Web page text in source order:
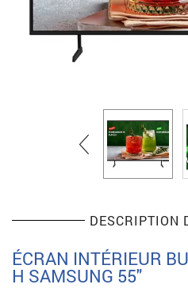
DESCRIPTION
ÉCRAN INTÉRIEUR
H SAMSUNG 55″